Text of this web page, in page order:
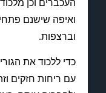
העכברים וכן
ואיפה שישנם
וברצפות.
כדי ללכוד את
עם ריחות חזקים